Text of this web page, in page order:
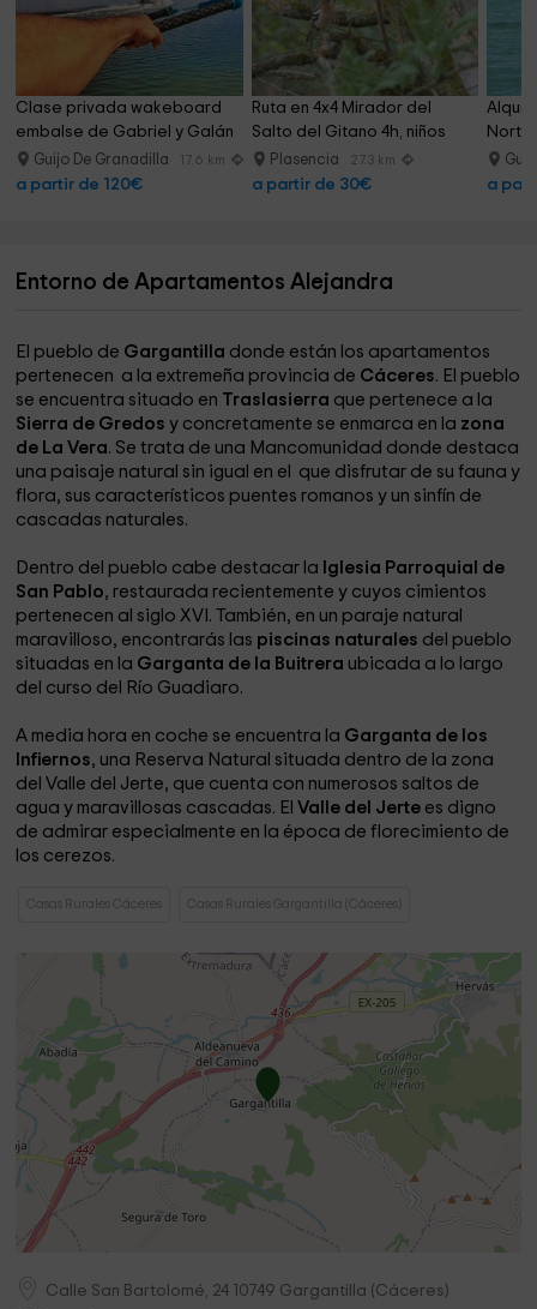
Clase privada wakeboard
embalse de Gabriel y Galán
Guijo De Granadilla 17.6 km
a partir de 120€
Ruta en 4x4 Mirador del
Salto del Gitano 4h, niños
Plasencia 27.3 km
a partir de 30€
Norte
a
Entorno de Apartamentos Alejandra
El pueblo de Gargantilla donde están los apartamentos
pertenecen a la extremeña provincia de Cáceres. El pueblo
se encuentra situado en Traslasierra que pertenece a la
Sierra de Gredosy concretamente se enmarca en la zona
de La Vera. Se trata de una Mancomunidad donde destaca
una paisaje natural sin igual en el que disfrutar de su fauna y
flora, sus característicos puentes romanos y un sinfín de
cascadas naturales.
Dentro del pueblo cabe destacar la Iglesia Parroquial de
San Pablo, restaurada recientemente y cuyos cimientos
pertenecen al siglo XVI. También, en un paraje natural
maravilloso, encontrarás las piscinas naturales del pueblo
situadas en la Garganta de la Buitrera ubicada a lo largo
del curso del Río Guadiaro.
A media hora en coche se encuentra la Garganta de los
Infiernos, una Reserva Natural situada dentro de la zona
del Valle del Jerte, que cuenta con numerosos saltos de
agua y maravillosas cascadas. ElValle del Jerte es digno
de admirar especialmente en la época de florecimiento de
los cerezos.
Casas Rurales Cáceres Casas Rurales Gargantilla (Cáceres)
Calle San Bartolomé, 24 10749 Gargantilla (Cáceres)